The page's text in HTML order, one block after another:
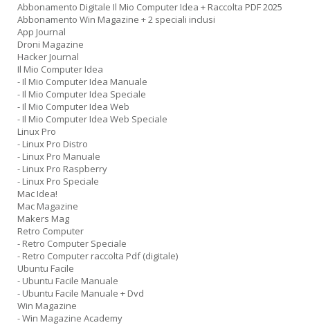
Abbonamento Digitale Il Mio Computer Idea + Raccolta PDF 2025
Abbonamento Win Magazine + 2 speciali inclusi
App Journal
Droni Magazine
Hacker Journal
Il Mio Computer Idea
- Il Mio Computer Idea Manuale
- Il Mio Computer Idea Speciale
- Il Mio Computer Idea Web
- Il Mio Computer Idea Web Speciale
Linux Pro
- Linux Pro Distro
- Linux Pro Manuale
- Linux Pro Raspberry
- Linux Pro Speciale
Mac Idea!
Mac Magazine
Makers Mag
Retro Computer
- Retro Computer Speciale
- Retro Computer raccolta Pdf (digitale)
Ubuntu Facile
- Ubuntu Facile Manuale
- Ubuntu Facile Manuale + Dvd
Win Magazine
- Win Magazine Academy